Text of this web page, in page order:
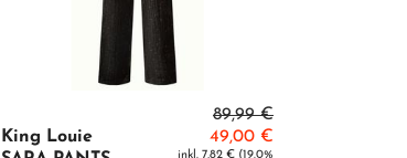
89,99 €
King Louie
49,00 €